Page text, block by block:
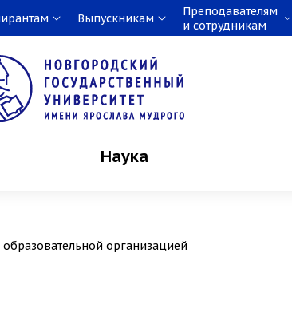
Выпускникам
Преподавателям
и сотрудникам
Наука
организацией